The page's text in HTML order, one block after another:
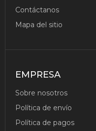
Contáctanos
Mapa del sitio
EMPRESA
Sobre nosotros
Política de envío
Política de pagos